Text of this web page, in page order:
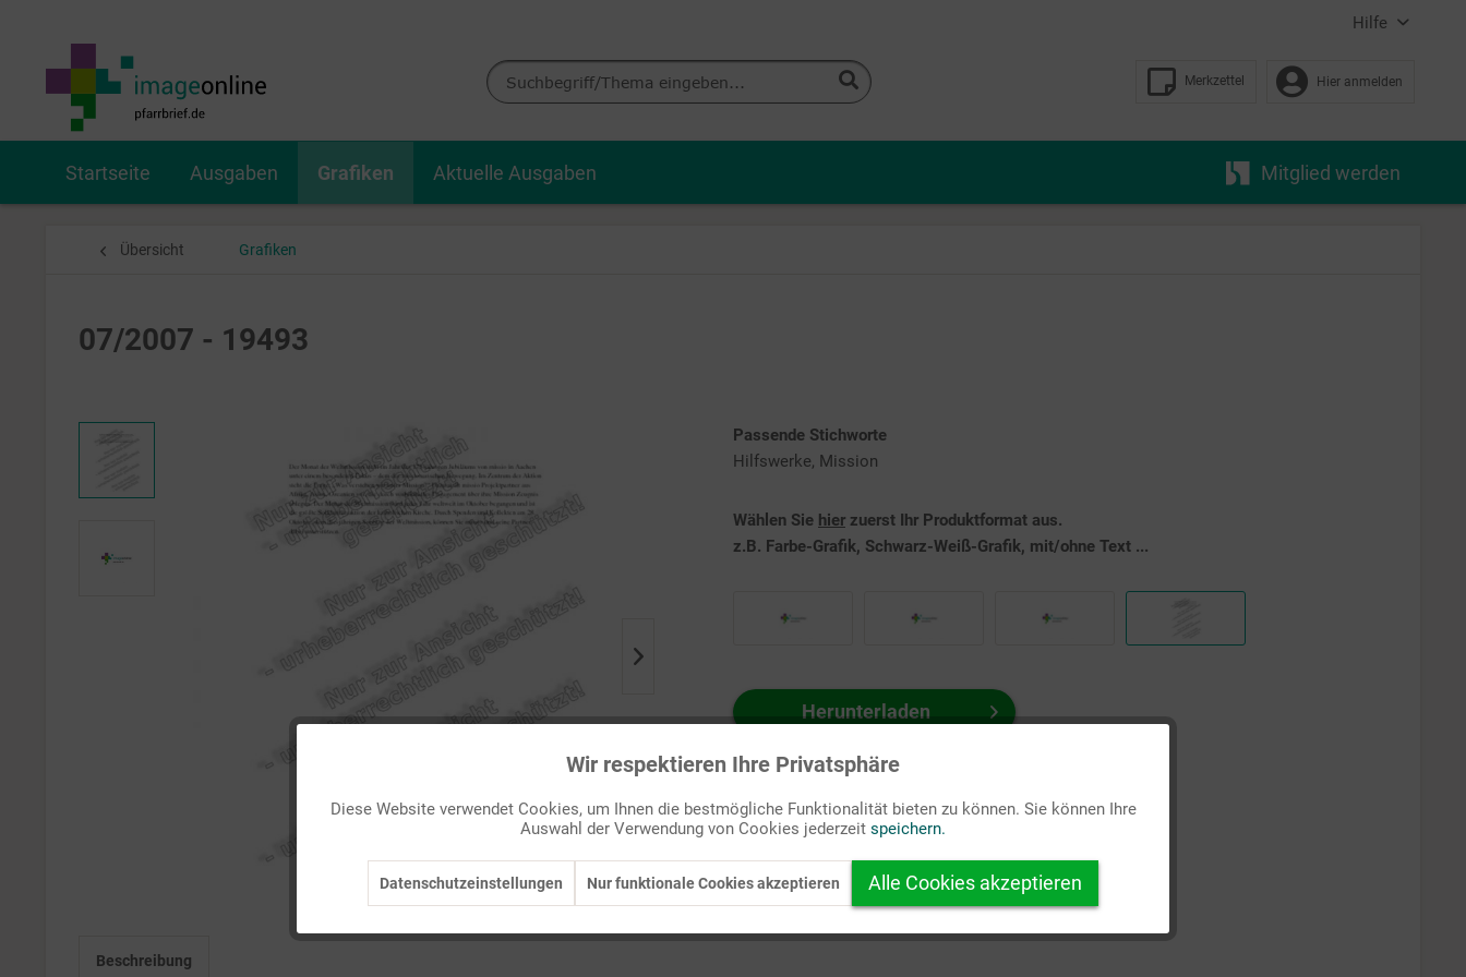
Hilfe
Merkzettel Hier anmelden
Startseite Ausgaben Grafiken Aktuelle Ausgaben Mitglied werden
Übersicht Grafiken
07/2007 - 19493
Passende Stichworte
Hilfswerke, Mission
Wählen Sie hier zuerst Ihr Produktformat aus.
z.B. Farbe-Grafik, Schwarz-Weiß-Grafik, mit/ohne Text ...
Herunterladen
Auf Ihren Merkzettel setzen
Beschreibung
Inaktiv
Wir respektieren Ihre Privatsphäre
Diese Website verwendet Cookies, um Ihnen die bestmögliche Funktionalität bieten zu können. Sie können Ihre
Auswahl der Verwendung von Cookies jederzeit speichern.
Datenschutzeinstellungen Nur funktionale Cookies akzeptieren Alle Cookies akzeptieren